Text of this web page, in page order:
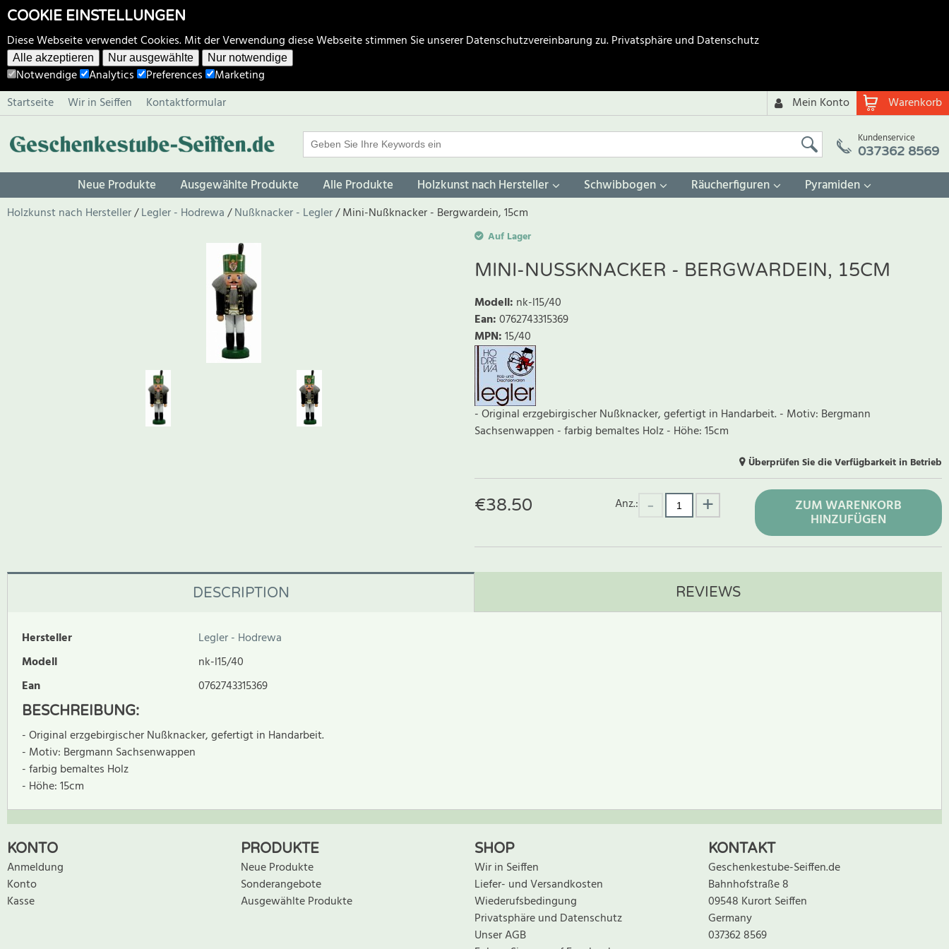
COOKIE EINSTELLUNGEN
Diese Webseite verwendet Cookies. Mit der Verwendung diese Webseite stimmen Sie unserer Datenschutzvereinbarung zu.Privatsphäre und Datenschutz
Alle akzeptieren Nur ausgewählte Nur notwendige
Notwendige Analytics Preferences
Marketing
Startseite
Wir in Seiffen Kontaktformular Warenkorb
Mein Konto
Kundenservice
037362 8569
Neue Produkte Ausgewählte Produkte Alle Produkte Holzkunst nach Hersteller Schwibbogen Räucherfiguren Pyramiden
Holzkunst nach Hersteller Legler - Hodrewa Nußknacker - Legler Mini-Nußknacker - Bergwardein, 15cm
Auf Lager
MINI-NUSSKNACKER - BERGWARDEIN, 15CM
Modell: nk-l15/40
Ean:0762743315369
MPN:15/40
- Original erzgebirgischer Nußknacker, gefertigt in Handarbeit. - Motiv: Bergmann
Sachsenwappen - farbig bemaltes Holz - Höhe: 15cm
Überprüfen Sie die Verfügbarkeit in Betrieb
€38.50 Anz.: ZUM WARENKORB
HINZUFÜGEN
DESCRIPTION REVIEWS
Hersteller
Legler - Hodrewa
Modell
nk-l15/40
Ean
0762743315369
BESCHREIBUNG:
- Original erzgebirgischer Nußknacker, gefertigt in Handarbeit.
- Motiv: Bergmann Sachsenwappen
- farbig bemaltes Holz
- Höhe: 15cm
KONTO
Anmeldung
Konto
Kasse
PRODUKTE
Neue Produkte
Sonderangebote
Ausgewählte Produkte
SHOP
Wir in Seiffen
Liefer- und Versandkosten
Wiederufsbedingung
Privatsphäre und Datenschutz
Unser AGB
KONTAKT
Geschenkestube-Seiffen.de
Bahnhofstraße 8
09548 Kurort Seiffen
Germany
037362 8569